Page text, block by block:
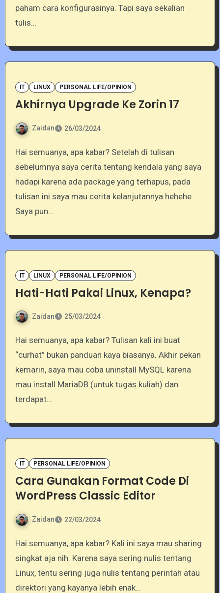
paham cara konfigurasinya. Tapi saya sekalian
tulis…
IT LINUX PERSONAL LIFE/OPINION
Akhirnya Upgrade Ke Zorin 17
Zaidan 26/03/2024
Hai semuanya, apa kabar? Setelah di tulisan
sebelumnya saya cerita tentang kendala yang saya
hadapi karena ada package yang terhapus, pada
tulisan ini saya mau cerita kelanjutannya hehehe.
Saya pun…
IT LINUX PERSONAL LIFE/OPINION
Hati-Hati Pakai Linux, Kenapa?
Zaidan 25/03/2024
Hai semuanya, apa kabar? Tulisan kali ini buat
“curhat” bukan panduan kaya biasanya. Akhir pekan
kemarin, saya mau coba uninstall MySQL karena
mau install MariaDB (untuk tugas kuliah) dan
terdapat…
IT PERSONAL LIFE/OPINION
Cara Gunakan Format Code Di
WordPress Classic Editor
Zaidan 22/03/2024
Hai semuanya, apa kabar? Kali ini saya mau sharing
singkat aja nih. Karena saya sering nulis tentang
Linux, tentu sering juga nulis tentang perintah atau
direktori yang kayanya lebih enak…